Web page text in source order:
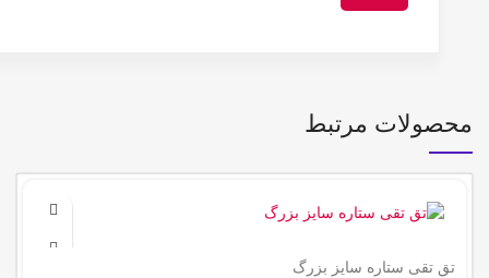
محصولات مرتبط
تق تقی ستاره سایز بزرگ